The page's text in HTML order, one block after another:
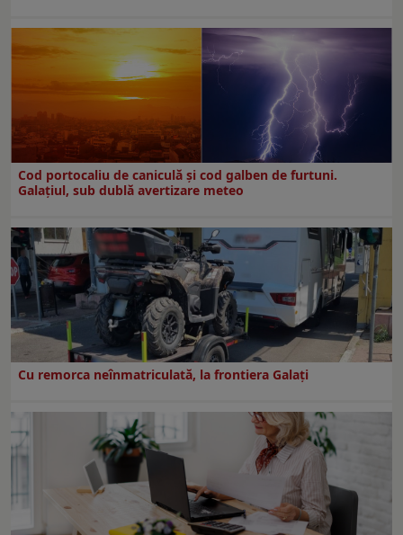
Cod portocaliu de caniculă și cod galben de furtuni.
Galațiul, sub dublă avertizare meteo
Cu remorca neînmatriculată, la frontiera Galați